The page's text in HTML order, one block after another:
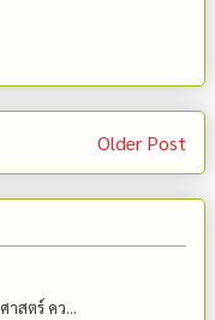
Older Post
าสตร์ คว...